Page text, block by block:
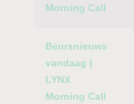
Morning Call
Beursnieuws
vandaag |
LYNX
Morning Call